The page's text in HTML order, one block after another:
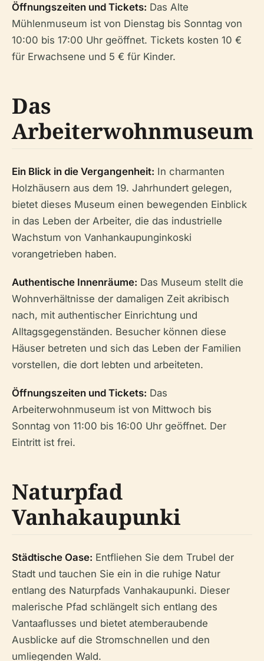
Öffnungszeiten und Tickets: Das Alte
Mühlenmuseum ist von Dienstag bis Sonntag von
10:00 bis 17:00 Uhr geöffnet. Tickets kosten 10 €
für Erwachsene und 5 € für Kinder.
Das
Arbeiterwohnmuseum
Ein Blick in die Vergangenheit: In charmanten
Holzhäusern aus dem 19. Jahrhundert gelegen,
bietet dieses Museum einen bewegenden Einblick
in das Leben der Arbeiter, die das industrielle
Wachstum von Vanhankaupunginkoski
vorangetrieben haben.
Authentische Innenräume: Das Museum stellt die
Wohnverhältnisse der damaligen Zeit akribisch
nach, mit authentischer Einrichtung und
Alltagsgegenständen. Besucher können diese
Häuser betreten und sich das Leben der Familien
vorstellen, die dort lebten und arbeiteten.
Öffnungszeiten und Tickets: Das
Arbeiterwohnmuseum ist von Mittwoch bis
Sonntag von 11:00 bis 16:00 Uhr geöffnet. Der
Eintritt ist frei.
Naturpfad
Vanhakaupunki
Städtische Oase: Entfliehen Sie dem Trubel der
Stadt und tauchen Sie ein in die ruhige Natur
entlang des Naturpfads Vanhakaupunki. Dieser
malerische Pfad schlängelt sich entlang des
Vantaaflusses und bietet atemberaubende
Ausblicke auf die Stromschnellen und den
umliegenden Wald.